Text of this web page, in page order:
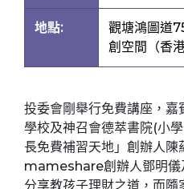
地點:
觀塘鴻圖道
創空間（香港
投委會剛舉行免費講座，
學校及神召會德萃書院(小
長免費補習天地」創辦人陳
mameshare創辦人鄧明儀
分享教孩子理財之道，而